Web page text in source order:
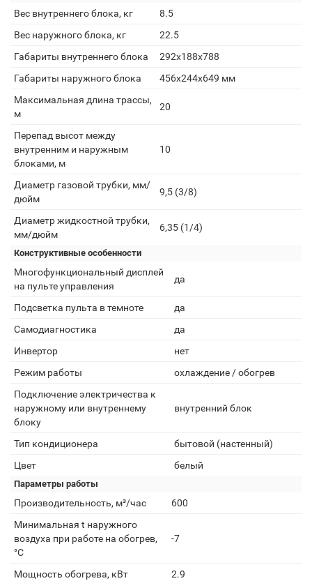
Вес внутреннего блока, кг
8.5
Вес наружного блока, кг
22.5
Габариты внутреннего блока
292x188x788
Габариты наружного блока
456x244x649 мм
Максимальная длина трассы,
м
20
Перепад высот между
внутренним и наружным
блоками, м
10
Диаметр газовой трубки, мм/
дюйм
9,5 (3/8)
Диаметр жидкостной трубки,
мм/дюйм
6,35 (1/4)
Конструктивные особенности
Многофункциональный дисплей
на пульте управления
да
Подсветка пульта в темноте
да
Самодиагностика
да
Инвертор
нет
Режим работы
охлаждение / обогрев
Подключение электричества к
наружному или внутреннему
блоку
внутренний блок
Тип кондиционера
бытовой (настенный)
Цвет
белый
Параметры работы
Производительность, м³/час
600
Минимальная t наружного
воздуха при работе на обогрев,
°С
-7
Мощность обогрева, кВт 2.9